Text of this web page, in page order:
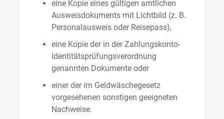
eine Kopie eines gültigen amtlichen
Ausweisdokuments mit Lichtbild (z. B.
Personalausweis oder Reisepass),
eine Kopie der in der Zahlungskonto-
Identitätsprüfungsverordnung
genannten Dokumente oder
einer der im Geldwäschegesetz
vorgesehenen sonstigen geeigneten
Nachweise.